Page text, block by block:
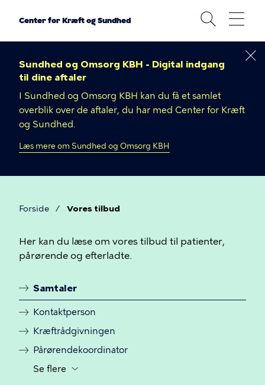
Center for Kræft og Sundhed
Sundhed og Omsorg KBH - Digital indgang
til dine aftaler
I Sundhed og Omsorg KBH kan du få et samlet
overblik over de aftaler, du har med Center for Kræft
og Sundhed.
Læs mere om Sundhed og Omsorg KBH
Forside Vores tilbud
Vores
tilbud
Her kan du læse om vores tilbud til patienter,
pårørende og efterladte.
Linkoversigt
Samtaler
Kontaktperson
Kræftrådgivningen
Pårørendekoordinator
Se flere Knap